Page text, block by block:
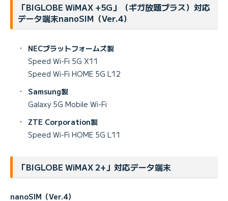
「BIGLOBE WiMAX +5G」（ギガ放題プラス）対応
データ端末nanoSIM（Ver.4）
・
NECプラットフォームズ製
Speed Wi-Fi 5G X11
Speed Wi-Fi HOME 5G L12
・
Samsung製
Galaxy 5G Mobile Wi-Fi
・
ZTE Corporation製
Speed Wi-Fi HOME 5G L11
「BIGLOBE WiMAX 2+」対応データ端末
nanoSIM（Ver.4）